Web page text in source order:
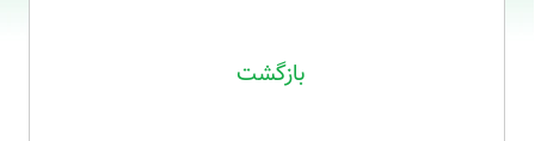
بازگشت